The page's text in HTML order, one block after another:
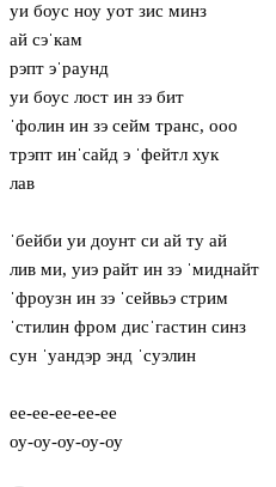
уи боус ноу уот зис минз
ай сэˈкам
рэпт эˈрaунд
уи боус лост ин зэ бит
ˈфолин ин зэ сейм транс, ооо
трэпт инˈсайд э ˈфейтл хук
лав
ˈбейби уи доунт си ай ту ай
лив ми, уиэ райт ин зэ ˈмиднайт
ˈфроузн ин зэ ˈсейвьэ стрим
ˈстилин фром дисˈгастин синз
сун ˈуандэр энд ˈсуэлин
ее-ее-ее-ее-ее
оу-оу-оу-оу-оу